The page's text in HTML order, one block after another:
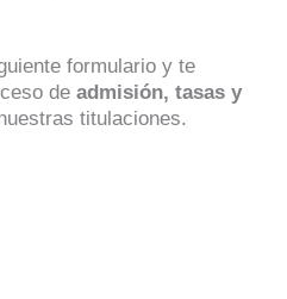
formulario y te
de admisión, tasas y
titulaciones.